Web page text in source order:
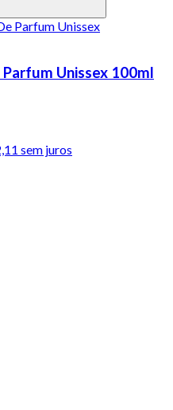
Unissex 100ml
sem juros